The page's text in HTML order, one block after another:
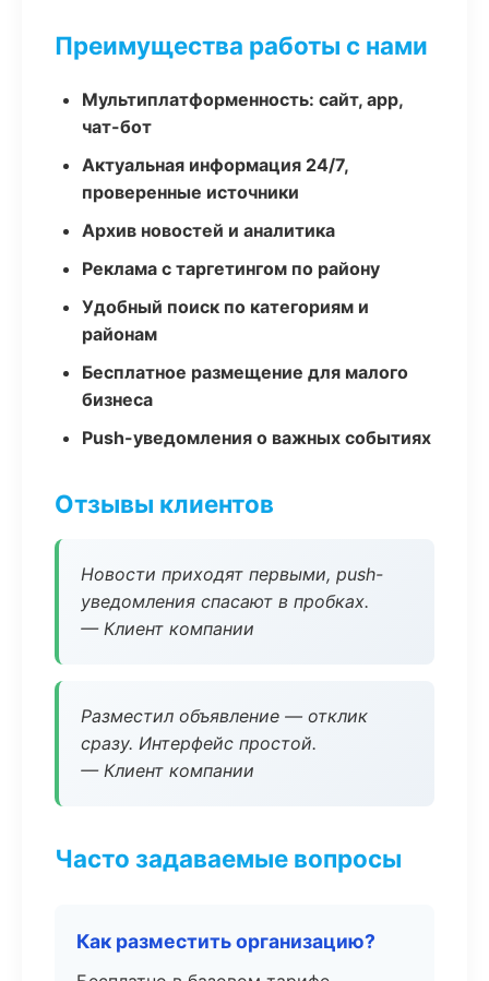
Преимущества работы с нами
Мультиплатформенность: сайт, app,
чат-бот
Актуальная информация 24/7,
проверенные источники
Архив новостей и аналитика
Реклама с таргетингом по району
Удобный поиск по категориям и
районам
Бесплатное размещение для малого
бизнеса
Push-уведомления о важных событиях
Отзывы клиентов
Новости приходят первыми, push-
уведомления спасают в пробках.
— Клиент компании
Разместил объявление — отклик
сразу. Интерфейс простой.
— Клиент компании
Часто задаваемые вопросы
Как разместить организацию?